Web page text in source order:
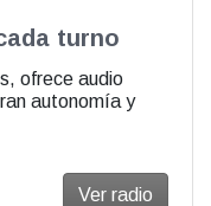
turno
ofrece audio
autonomía y
Ver radio